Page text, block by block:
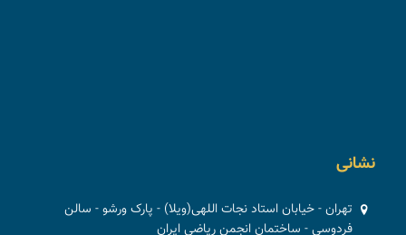
نشانی
تهران - خیابان استاد نجات اللهی(ویلا) - پارک ورشو - سالن
فردوسی - ساختمان انجمن ریاضی ایران